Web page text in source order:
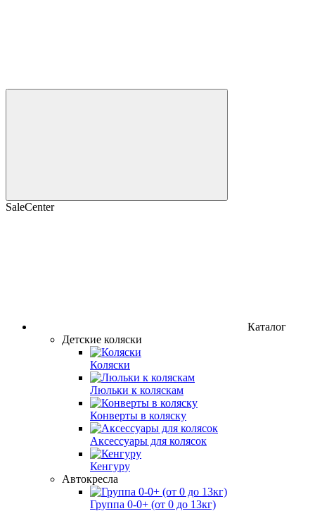
SaleCenter
Каталог
Детские коляски
Коляски
Люльки к коляскам
Конверты в коляску
Аксессуары для колясок
Кенгуру
Автокресла
Группа 0-0+ (от 0 до 13кг)